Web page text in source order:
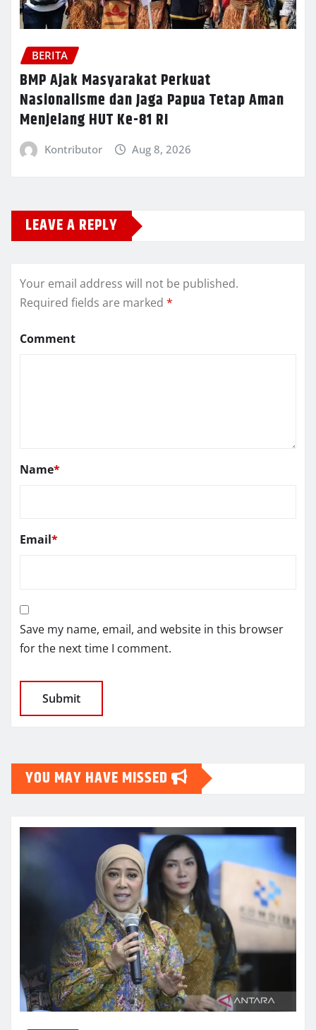
BERITA
BMP Ajak Masyarakat Perkuat
Nasionalisme dan Jaga Papua Tetap Aman
Menjelang HUT Ke-81 RI
Kontributor Aug 8, 2026
LEAVE A REPLY
Your email address will not be published.
Required fields are marked *
Comment
Name*
Email*
Save my name, email, and website in this browser
for the next time I comment.
YOU MAY HAVE MISSED